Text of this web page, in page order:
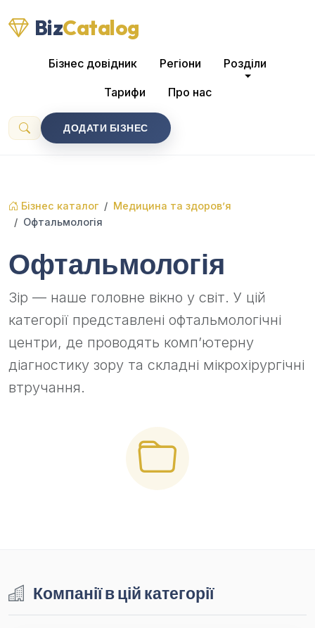
BizCatalog
Бізнес довідник Регіони Розділи
Тарифи Про нас
ДОДАТИ БІЗНЕС
Бізнес каталог
Медицина та здоров’я
Офтальмологія
Офтальмологія
Зір — наше головне вікно у світ. У цій
категорії представлені офтальмологічні
центри, де проводять комп’ютерну
діагностику зору та складні мікрохірургічні
втручання.
Компанії в цій категорії